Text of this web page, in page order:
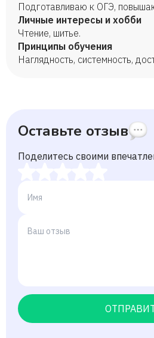
Подготавливаю к ОГЭ,
Личные интересы и хобби
Чтение, шитье.
Принципы обучения
Наглядность, системность,
Оставьте отзыв
Поделитесь своими